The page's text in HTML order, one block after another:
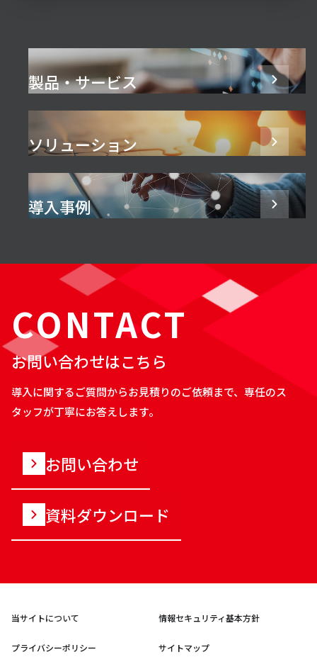
製品・サービス
ソリューション
導入事例
CONTACT
お問い合わせはこちら
導入に関するご質問からお見積りのご依頼まで、専任のス
タッフが丁寧にお答えします。
お問い合わせ
資料ダウンロード
当サイトについて 情報セキュリティ基本方針
プライバシーポリシー サイトマップ